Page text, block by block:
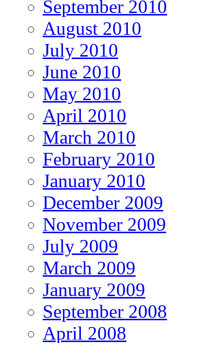
September 2010
August 2010
July 2010
June 2010
May 2010
April 2010
March 2010
February 2010
January 2010
December 2009
November 2009
July 2009
March 2009
January 2009
September 2008
April 2008